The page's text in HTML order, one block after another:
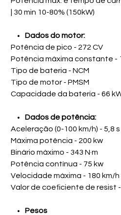
| 30 min 10-80% (150kW)
Dados do motor:
Potência de pico - 272 CV
Potência máxima constante -
Tipo de bateria - NCM
Tipo de motor - PMSM
Capacidade da bateria - 66
Dados de potência:
Aceleração (0-100 km/h) - 5,8 s
Máxima potência - 200 kw
Binário máximo - 343 N·m
Potência contínua - 75 kw
Velocidade máxima - 180 km/h
Valor de coeficiente de resist
Pesos